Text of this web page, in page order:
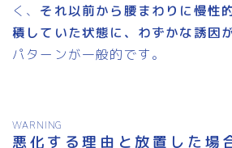
く、 それ以前から腰まわりに慢性
積していた状態に、わずかな誘因
パターンが一般的です。
WARNING
悪化する理由と放置した場